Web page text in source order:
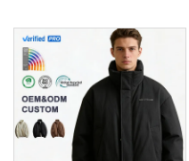
individuellem Logo – OEM